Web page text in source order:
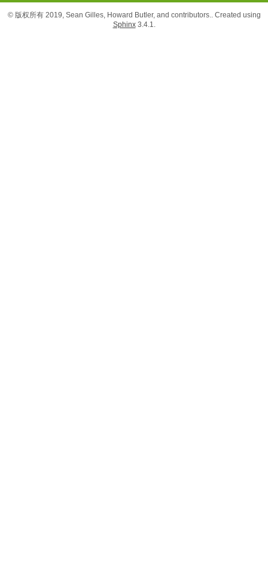
© 版权所有 2019, Sean Gilles, Howard Butler, and contributors.. Created using
Sphinx3.4.1.